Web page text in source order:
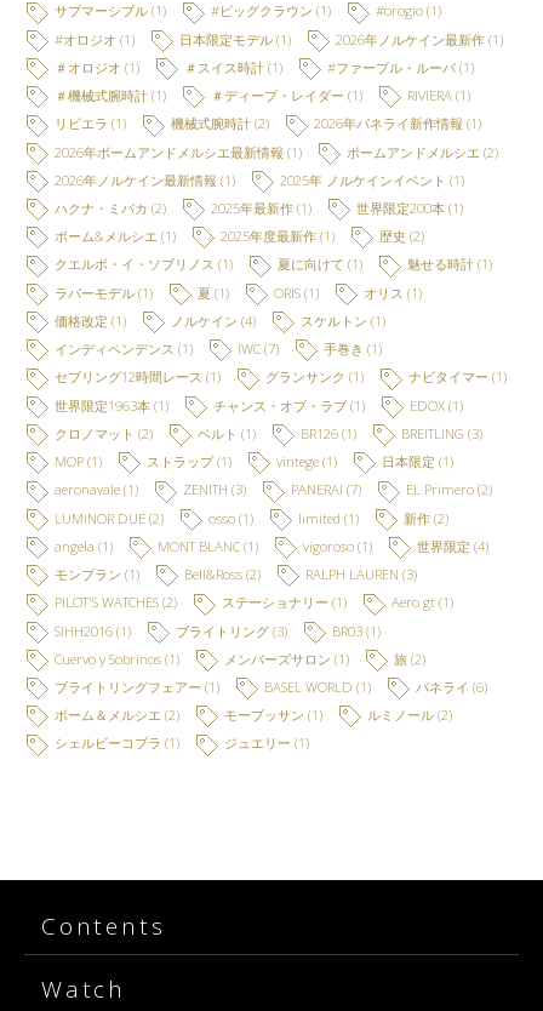
サブマーシブル(1) #ビッグクラウン (1) #orogio(1)
#オロジオ (1) 日本限定モデル(1) 2026年ノルケイン最新作(1)
＃オロジオ (1) ＃スイス時計(1) #ファーブル・ルーバ(1)
＃機械式腕時計(1) ＃ディープ・レイダー (1) RIVIERA(1)
リビエラ (1) 機械式腕時計(2) 2026年パネライ新作情報 (1)
2026年ボームアンドメルシエ最新情報 (1) ボームアンドメルシエ (2)
2026年ノルケイン最新情報 (1) 2025年 ノルケインイベント (1)
ハクナ・ミパカ (2) 2025年最新作(1) 世界限定200本(1)
ボーム&メルシエ(1) 2025年度最新作(1) 歴史 (2)
クエルボ・イ・ソブリノス (1) 夏に向けて (1) 魅せる時計(1)
ラバーモデル(1) 夏 (1) ORIS(1) オリス (1)
価格改定 (1) ノルケイン (4) スケルトン (1)
インディペンデンス (1) IWC(7) 手巻き (1)
セブリング12時間レース (1) グランサンク (1) ナビタイマー (1)
世界限定1963本(1) チャンス・オブ・ラブ(1) EDOX(1)
クロノマット (2) ベルト (1) BR126(1) BREITLING (3)
MOP(1) ストラップ(1) vintege(1) 日本限定 (1)
aeronavale(1) ZENITH (3) PANERAI (7) EL Primero(2)
LUMINOR DUE(2) osso(1) limited (1) 新作(2)
angela (1) MONT BLANC(1) vigoroso(1) 世界限定 (4)
モンブラン (1) Bell&Ross(2) RALPH LAUREN (3)
PILOT'S WATCHES(2) ステーショナリー (1) Aero gt(1)
SIHH2016(1) ブライトリング(3) BR03(1)
Cuervo y Sobrinos(1) メンバーズサロン (1) 旅(2)
ブライトリングフェアー (1) BASEL WORLD (1) パネライ (6)
ボーム＆メルシエ(2) モーブッサン (1) ルミノール(2)
シェルビーコブラ (1) ジュエリー (1)
Contents
Watch